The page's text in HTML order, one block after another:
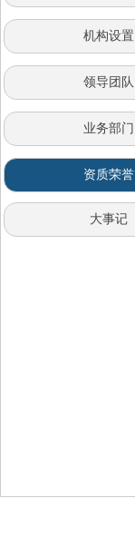
大事记
资质荣誉
业务部门
领导团队
机构设置